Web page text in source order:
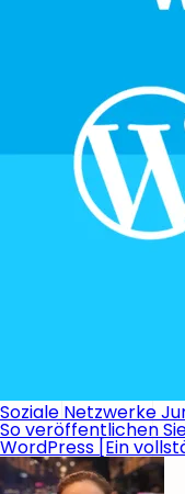
Soziale Netzwerke
So veröffentlichen
WordPress [Ein